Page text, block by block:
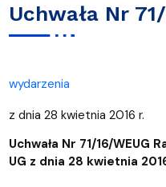
Uchwała Nr
wydarzenia
z dnia 28 kwietnia 2016 r.
Uchwała Nr 71/16/WEUG
UG z dnia 28 kwietnia